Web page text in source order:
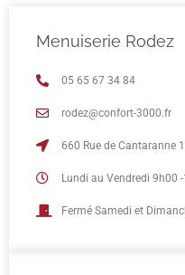
Menuiserie Rodez
05 65 67 34 84
rodez@confort-3000.fr
660 Rue de Cantaranne
Lundi au Vendredi 9h00
Fermé Samedi et